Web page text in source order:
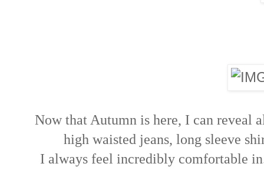
Now that Autumn is here, I can reveal
high waisted jeans, long sleeve
I always feel incredibly comfortable